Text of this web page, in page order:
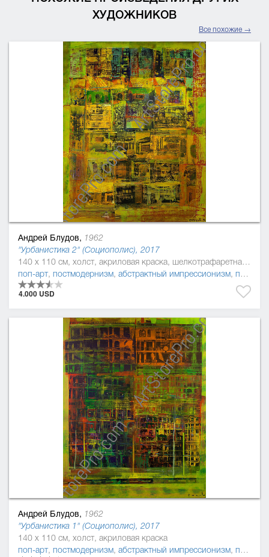
ХУДОЖНИКОВ
Все похожие →
Андрей Блудов, 1962
"Урбанистика 2" (Социополис), 2017
140 x 110 см, холст, акриловая краска, шелкотрафаретная краска
поп-арт, постмодернизм, абстрактный импрессионизм, прецизионизм (пресижинизм)
4.000 USD
Андрей Блудов, 1962
"Урбанистика 1" (Социополис), 2017
140 x 110 см, холст, акриловая краска
поп-арт, постмодернизм, абстрактный импрессионизм, прецизионизм (пресижинизм)